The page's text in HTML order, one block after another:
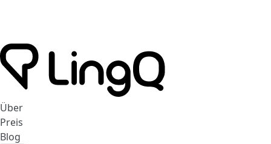
Über
Preis
Blog